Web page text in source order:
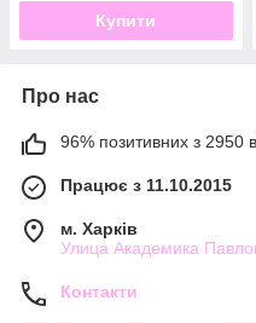
Купити
Про нас
96% позитивних з 2950
Працює з 11.10.2015
м. Харків
Улица Академика
Контакти